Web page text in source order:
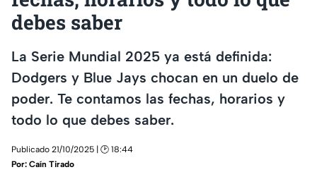
debes saber
La Serie Mundial 2025 ya está definida:
Dodgers y Blue Jays chocan en un duelo de
poder. Te contamos las fechas, horarios y
todo lo que debes saber.
Publicado 21/10/2025 | 🕑 18:44
Por: Caín Tirado